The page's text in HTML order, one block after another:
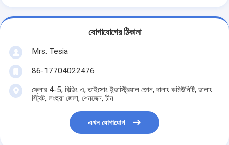
যোগাযোগের ঠিকানা
Mrs. Tesia
86-17704022476
ফ্লোর 4-5, বিল্ডিং এ, তাইসোং ইন্ডাস্ট্রিয়াল জোন, দালাং কমিউনিটি, ডালাং
স্ট্রিট, লংহুয়া জেলা, শেনজেন, চীন
এখন যোগাযোগ